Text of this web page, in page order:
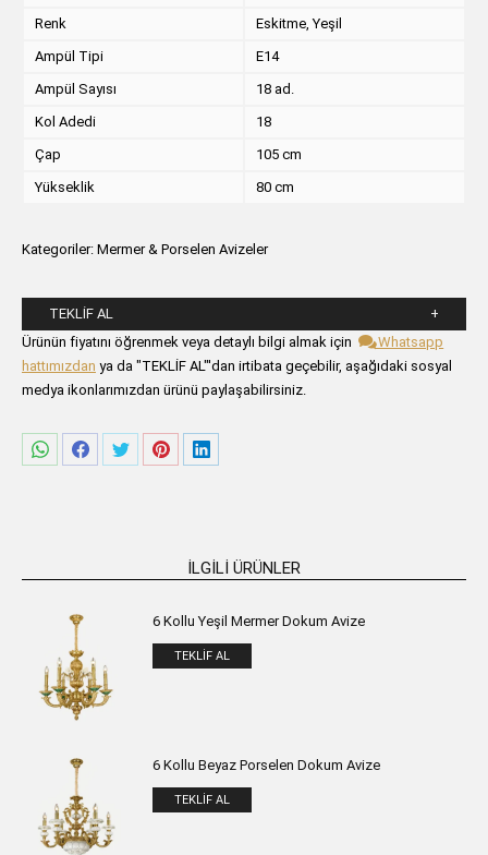
Renk
Eskitme, Yeşil
Ampül Tipi
E14
Ampül Sayısı
18 ad.
Kol Adedi
18
Çap
105 cm
Yükseklik
80 cm
Kategoriler: Mermer & Porselen Avizeler
TEKLIF AL
Lütfen aşağıdaki formu alanlarını doldurunuz.
Ürünün fiyatını öğrenmek veya detaylı bilgi almak için
Whatsapp
hattımızdan ya da "TEKLİF AL"'dan irtibata geçebilir, aşağıdaki sosyal
medya ikonlarımızdan ürünü paylaşabilirsiniz.
ShareShareShareShareShare
İLGILI ÜRÜNLER
6 Kollu Yeşil Mermer Dokum Avize
TEKLIF AL
6 Kollu Beyaz Porselen Dokum Avize
TEKLIF AL